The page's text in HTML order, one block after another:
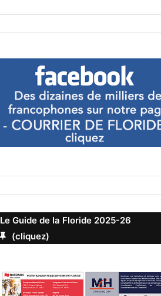
Le Guide de la Floride 2025-26
(cliquez)